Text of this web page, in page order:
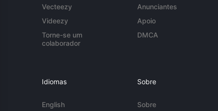
Vecteezy
Videezy
Torne-se um
colaborador
Anunciantes
Apoio
DMCA
Idiomas
English
Sobre
Sobre